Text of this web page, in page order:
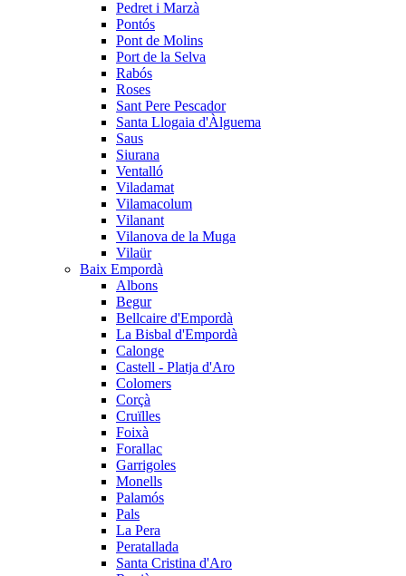
Pedret i Marzà
Pontós
Pont de Molins
Port de la Selva
Rabós
Roses
Sant Pere Pescador
Santa Llogaia d'Àlguema
Saus
Siurana
Ventalló
Viladamat
Vilamacolum
Vilanant
Vilanova de la Muga
Vilaür
Baix Empordà
Albons
Begur
Bellcaire d'Empordà
La Bisbal d'Empordà
Calonge
Castell - Platja d'Aro
Colomers
Corçà
Cruïlles
Foixà
Forallac
Garrigoles
Monells
Palamós
Pals
La Pera
Peratallada
Santa Cristina d'Aro